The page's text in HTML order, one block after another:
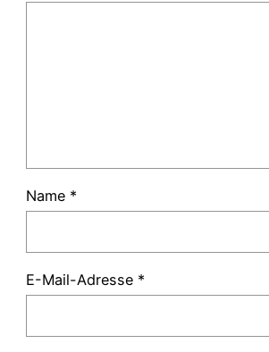
Name *
E-Mail-Adresse *